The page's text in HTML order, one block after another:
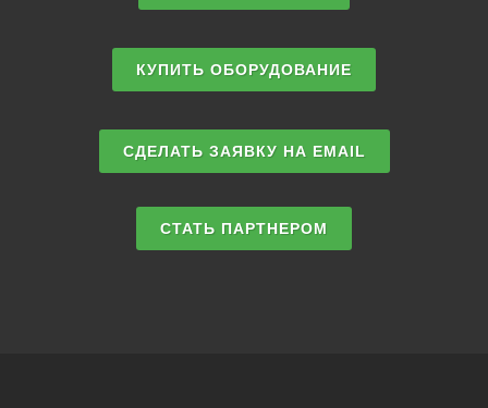
КУПИТЬ ОБОРУДОВАНИЕ
СДЕЛАТЬ ЗАЯВКУ НА EMAIL
СТАТЬ ПАРТНЕРОМ